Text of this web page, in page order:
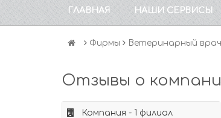
ГЛАВНАЯ НАШИ СЕРВИСЫ
Фирмы Ветеринарный
Отзывы о
Компания - 1 филиал